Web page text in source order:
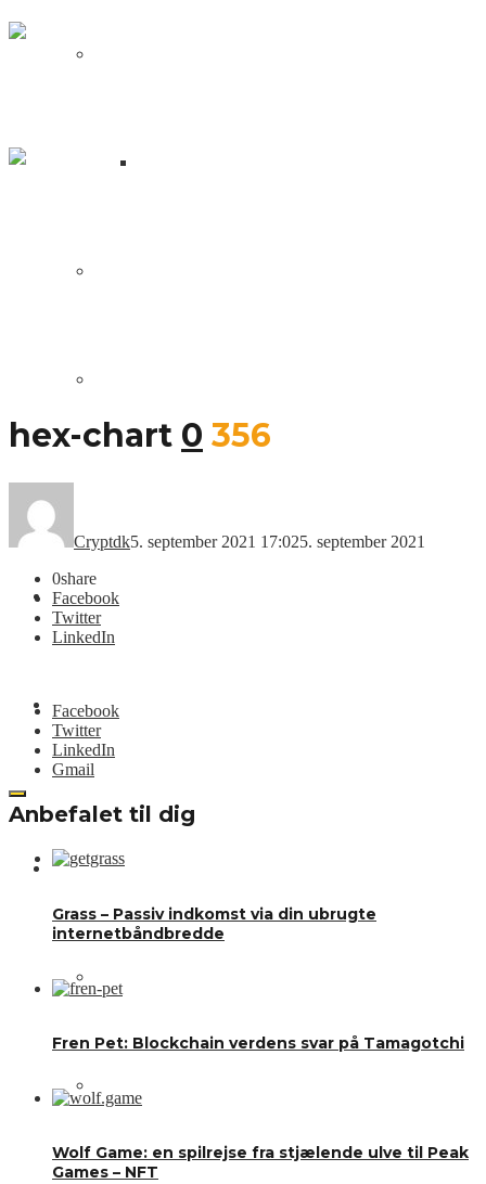
Nyheder
Kurslister
Videoer
CRYPT.DK
hex-chart 0 356
Cryptdk5. september 2021 17:025. september 2021
0share
Facebook
Twitter
LinkedIn
Facebook
Twitter
LinkedIn
Gmail
Anbefalet til dig
Grass – Passiv indkomst via din ubrugte
internetbåndbredde
Fren Pet: Blockchain verdens svar på Tamagotchi
Wolf Game: en spilrejse fra stjælende ulve til Peak
Games – NFT